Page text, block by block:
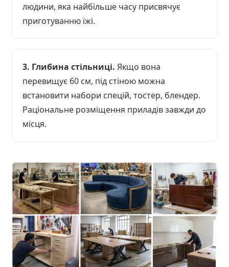
людини, яка найбільше часу присвячує
приготуванню їжі.
3. Глибина стільниці. Якщо вона
перевищує 60 см, під стіною можна
встановити набори спецій, тостер, блендер.
Раціональне розміщення приладів завжди до
місця.